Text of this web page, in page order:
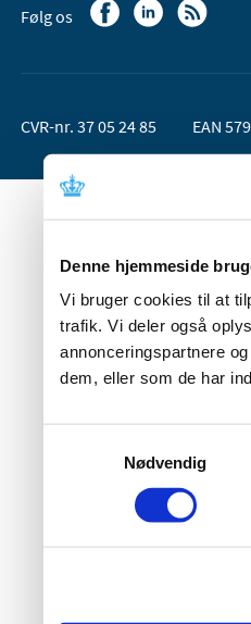
Denne hjemmeside
Vi bruger cookies til at
trafik. Vi deler også
annonceringspartnere
dem, eller som de har
Nødvendig
Følg os
CVR-nr. 37 05 24 85 EAN